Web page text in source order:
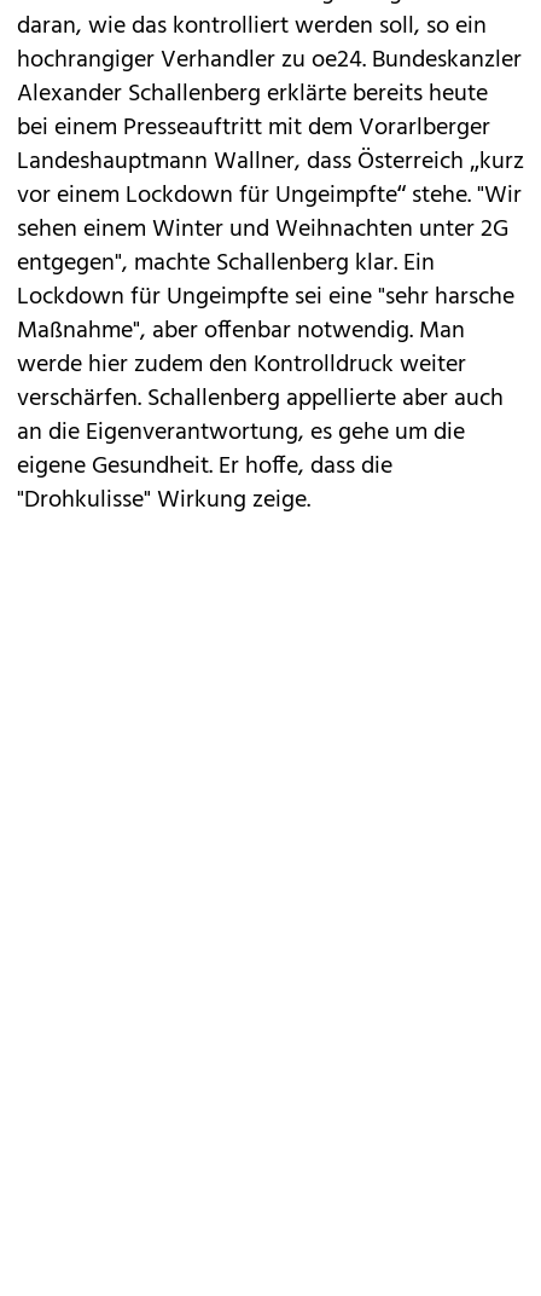
daran, wie das kontrolliert werden soll, so ein
hochrangiger Verhandler zu oe24. Bundeskanzler
Alexander Schallenberg erklärte bereits heute
bei einem Presseauftritt mit dem Vorarlberger
Landeshauptmann Wallner, dass Österreich „kurz
vor einem Lockdown für Ungeimpfte“ stehe. "Wir
sehen einem Winter und Weihnachten unter 2G
entgegen", machte Schallenberg klar. Ein
Lockdown für Ungeimpfte sei eine "sehr harsche
Maßnahme", aber offenbar notwendig. Man
werde hier zudem den Kontrolldruck weiter
verschärfen. Schallenberg appellierte aber auch
an die Eigenverantwortung, es gehe um die
eigene Gesundheit. Er hoffe, dass die
"Drohkulisse" Wirkung zeige.